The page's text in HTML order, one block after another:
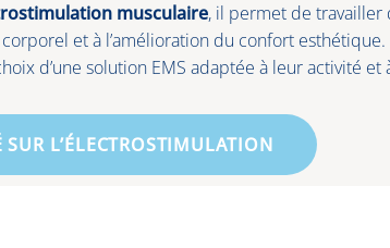
musculaire, il permet de travailler
et à l’amélioration du confort esthétique.
d’une solution EMS adaptée à leur activité
SUR L’ÉLECTROSTIMULATION